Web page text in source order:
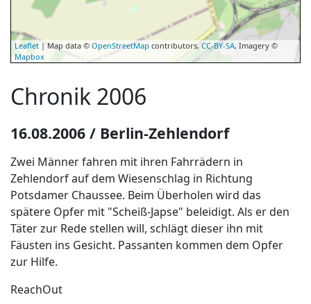
Leaflet | Map data © OpenStreetMap contributors, CC-BY-SA, Imagery ©
Mapbox
Chronik 2006
16.08.2006 / Berlin-Zehlendorf
Zwei Männer fahren mit ihren Fahrrädern in
Zehlendorf auf dem Wiesenschlag in Richtung
Potsdamer Chaussee. Beim Überholen wird das
spätere Opfer mit "Scheiß-Japse" beleidigt. Als er den
Täter zur Rede stellen will, schlägt dieser ihn mit
Fäusten ins Gesicht. Passanten kommen dem Opfer
zur Hilfe.
ReachOut